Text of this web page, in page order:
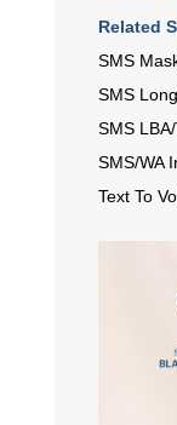
Related
SMS
SMS
SMS
SMS/WA
Text To